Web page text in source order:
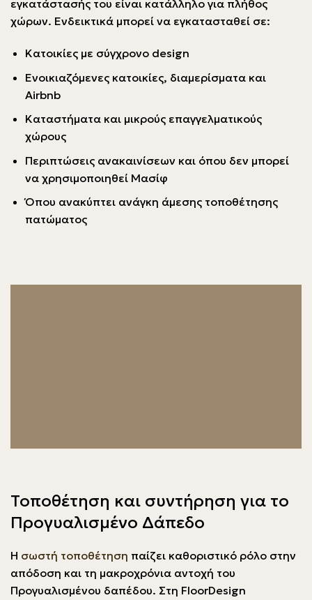
εγκατάστασής του είναι κατάλληλο για πλήθος
χώρων. Ενδεικτικά μπορεί να εγκατασταθεί σε:
Κατοικίες με σύγχρονο design
Ενοικιαζόμενες κατοικίες, διαμερίσματα και
Airbnb
Καταστήματα και μικρούς επαγγελματικούς
χώρους
Περιπτώσεις ανακαινίσεων και όπου δεν μπορεί
να χρησιμοποιηθεί Μασίφ
Όπου ανακύπτει ανάγκη άμεσης τοποθέτησης
πατώματος
Τοποθέτηση και συντήρηση για το
Προγυαλισμένο Δάπεδο
Η σωστή τοποθέτηση παίζει καθοριστικό ρόλο στην
απόδοση και τη μακροχρόνια αντοχή του
Προγυαλισμένου δαπέδου. Στη FloorDesign